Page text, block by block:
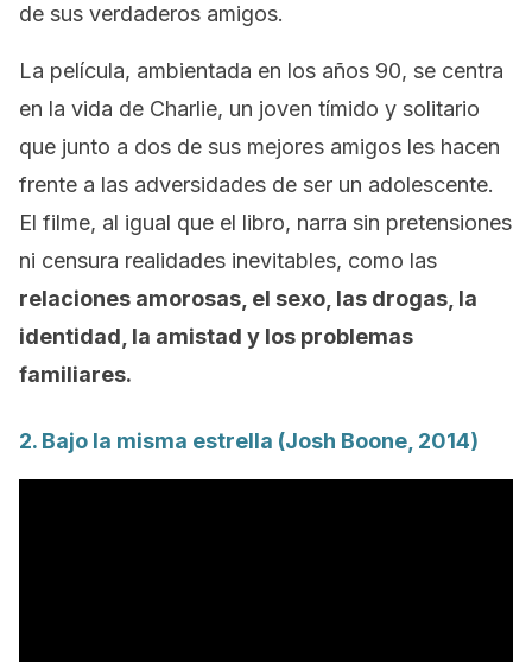
de sus verdaderos amigos.
La película, ambientada en los años 90, se centra
en la vida de Charlie, un joven tímido y solitario
que junto a dos de sus mejores amigos les hacen
frente a las adversidades de ser un adolescente.
El filme, al igual que el libro, narra sin pretensiones
ni censura realidades inevitables, como las
relaciones amorosas, el sexo, las drogas, la
identidad, la amistad y los problemas
familiares.
2. Bajo la misma estrella (Josh Boone, 2014)